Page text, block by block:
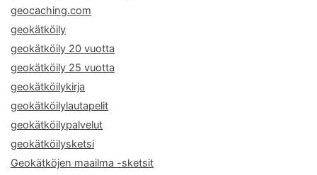
geocaching.com
geokätköily
geokätköily 20 vuotta
geokätköily 25 vuotta
geokätköilykirja
geokätköilylautapelit
geokätköilypalvelut
geokätköilysketsi
Geokätköjen maailma -sketsit